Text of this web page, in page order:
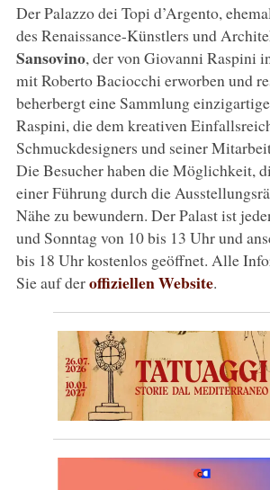
Der Palazzo dei Topi d’Argento,
des Renaissance-Künstlers und
Sansovino, der von Giovanni Raspini
mit Roberto Baciocchi erworben und
beherbergt eine Sammlung
Raspini, die dem kreativen
Schmuckdesigners und seiner
Die Besucher haben die Möglichkeit,
einer Führung durch die
Nähe zu bewundern. Der Palast ist
und Sonntag von 10 bis 13 Uhr und
bis 18 Uhr kostenlos geöffnet. Alle
Sie auf deroffiziellen Website.